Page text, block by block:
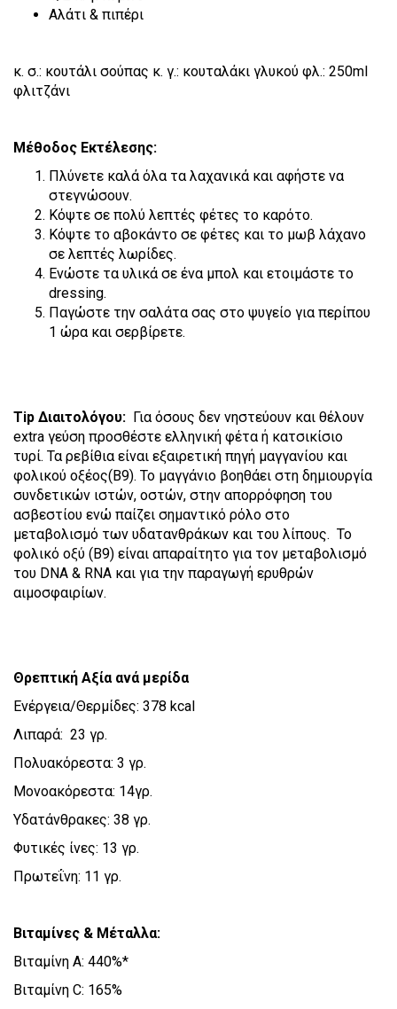
Αλάτι & πιπέρι
κ. σ.: κουτάλι σούπας κ. γ.: κουταλάκι γλυκού φλ.: 250ml
φλιτζάνι
Μέθοδος Εκτέλεσης:
Πλύνετε καλά όλα τα λαχανικά και αφήστε να
στεγνώσουν.
Κόψτε σε πολύ λεπτές φέτες το καρότο.
Κόψτε το αβοκάντο σε φέτες και το μωβ λάχανο
σε λεπτές λωρίδες.
Ενώστε τα υλικά σε ένα μπολ και ετοιμάστε το
dressing.
Παγώστε την σαλάτα σας στο ψυγείο για περίπου
1 ώρα και σερβίρετε.
Tip Διαιτολόγου: Για όσους δεν νηστεύουν και θέλουν
extra γεύση προσθέστε ελληνική φέτα ή κατσικίσιο
τυρί. Τα ρεβίθια είναι εξαιρετική πηγή μαγγανίου και
φολικού οξέος(Β9). Το μαγγάνιο βοηθάει στη δημιουργία
συνδετικών ιστών, οστών, στην απορρόφηση του
ασβεστίου ενώ παίζει σημαντικό ρόλο στο
μεταβολισμό των υδατανθράκων και του λίπους. Το
φολικό οξύ (Β9) είναι απαραίτητο για τον μεταβολισμό
του DNA & RNA και για την παραγωγή ερυθρών
αιμοσφαιρίων.
Θρεπτική Αξία ανά μερίδα
Ενέργεια/Θερμίδες: 378 kcal
Λιπαρά: 23 γρ.
Πολυακόρεστα: 3 γρ.
Μονοακόρεστα: 14γρ.
Υδατάνθρακες: 38 γρ.
Φυτικές ίνες: 13 γρ.
Πρωτεΐνη: 11 γρ.
Βιταμίνες & Μέταλλα:
Βιταμίνη Α: 440%*
Βιταμίνη C: 165%